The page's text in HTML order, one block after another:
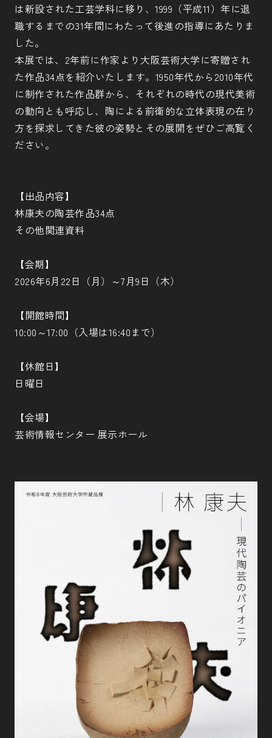
は新設された工芸学科に移り、1999（平成11）年に退
職するまでの31年間にわたって後進の指導にあたりま
した。
本展では、2年前に作家より大阪芸術大学に寄贈され
た作品34点を紹介いたします。1950年代から2010年代
に制作された作品群から、それぞれの時代の現代美術
の動向とも呼応し、陶による前衛的な立体表現の在り
方を探求してきた彼の姿勢とその展開をぜひご高覧く
ださい。
【出品内容】
林康夫の陶芸作品34点
その他関連資料
【会期】
2026年6月22日（月）～7月9日（木）
【開館時間】
10:00～17:00（入場は16:40まで）
【休館日】
日曜日
【会場】
芸術情報センター 展示ホール